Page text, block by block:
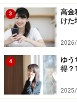
まとめ
比較の結果、50
息は、ゆうちょ銀
1万7930円となり
近年は定期預金
受け取れる利息に
3
高金
けた
4
ゆう
得？